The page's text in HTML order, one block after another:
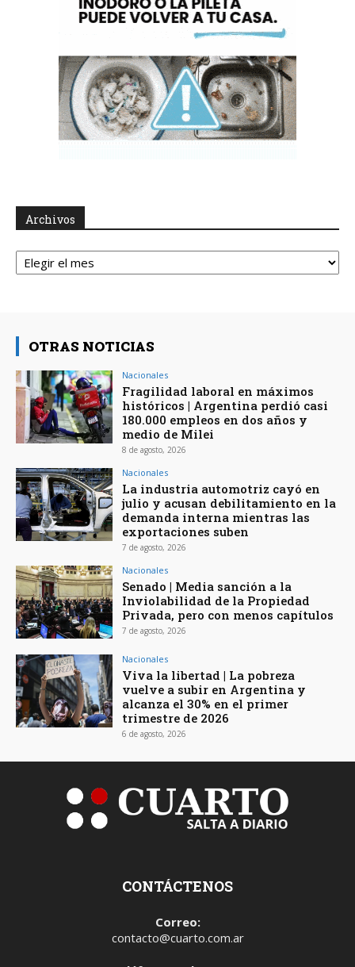
Archivos
Archivos
OTRAS NOTICIAS
Nacionales
Fragilidad laboral en máximos
históricos | Argentina perdió casi
180.000 empleos en dos años y
medio de Milei
8 de agosto, 2026
Nacionales
La industria automotriz cayó en
julio y acusan debilitamiento en la
demanda interna mientras las
exportaciones suben
7 de agosto, 2026
Nacionales
Senado | Media sanción a la
Inviolabilidad de la Propiedad
Privada, pero con menos capítulos
7 de agosto, 2026
Nacionales
Viva la libertad | La pobreza
vuelve a subir en Argentina y
alcanza el 30% en el primer
trimestre de 2026
6 de agosto, 2026
CONTÁCTENOS
Correo:
contacto@cuarto.com.ar